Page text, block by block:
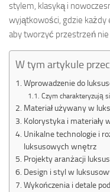
stylem, klasyką i
wyjątkowości, gdzie każdy
aby tworzyć przestrzeń
W tym artykule
Wprowadzenie do
Czym charakteryzują
Materiał używany w
Kolorystyka i materiały
Unikalne technologie i
luksusowych wnętrz
Projekty aranżacji
Design i styl w
Wykończenia i detale